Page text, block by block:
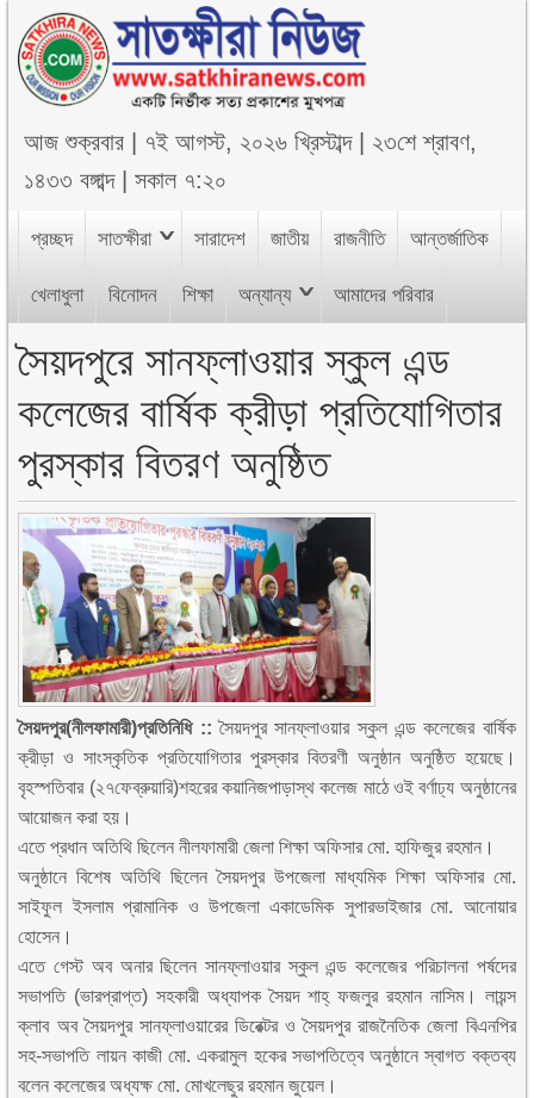
আজশুক্রবার ৭ই আগস্ট, ২০২৬ খ্রিস্টাব্দ| ২৩শে শ্রাবণ,
১৪৩৩ বঙ্গাব্দ|সকাল ৭:২০
প্রচ্ছদ সাতক্ষীরা সারাদেশ জাতীয় রাজনীতি আন্তর্জাতিক
খেলাধুলা বিনোদন শিক্ষা অন্যান্য আমাদের পরিবার
সৈয়দপুরে সানফ্লাওয়ার স্কুল এন্ড
কলেজের বার্ষিক ক্রীড়া প্রতিযোগিতার
পুরস্কার বিতরণ অনুষ্ঠিত
সৈয়দপুর(নীলফামারী)প্রতিনিধি :: সৈয়দপুর সানফ্লাওয়ার স্কুল এন্ড কলেজের বার্ষিক
ক্রীড়া ও সাংস্কৃতিক প্রতিযোগিতার পুরস্কার বিতরণী অনুষ্ঠান অনুষ্ঠিত হয়েছে।
বৃহস্পতিবার (২৭ফেব্রুয়ারি)শহরের কয়ানিজপাড়াস্থ কলেজ মাঠে ওই বর্ণাঢ্য অনুষ্ঠানের
আয়োজন করা হয়।
এতে প্রধান অতিথি ছিলেন নীলফামারী জেলা শিক্ষা অফিসার মো. হাফিজুর রহমান।
অনুষ্ঠানে বিশেষ অতিথি ছিলেন সৈয়দপুর উপজেলা মাধ্যমিক শিক্ষা অফিসার মো.
সাইফুল ইসলাম প্রামানিক ও উপজেলা একাডেমিক সুপারভাইজার মো. আনোয়ার
হোসেন।
এতে গেস্ট অব অনার ছিলেন সানফ্লাওয়ার স্কুল এন্ড কলেজের পরিচালনা পর্ষদের
সভাপতি (ভারপ্রাপ্ত) সহকারী অধ্যাপক সৈয়দ শাহ্ ফজলুর রহমান নাসিম। লায়ন্স
ক্লাব অব সৈয়দপুর সানফ্লাওয়ারের ডিরেক্টর ও সৈয়দপুর রাজনৈতিক জেলা বিএনপির
সহ-সভাপতি লায়ন কাজী মো. একরামুল হকের সভাপতিত্বে অনুষ্ঠানে স্বাগত বক্তব্য
বলেন কলেজের অধ্যক্ষ মো. মোখলেছুর রহমান জুয়েল।